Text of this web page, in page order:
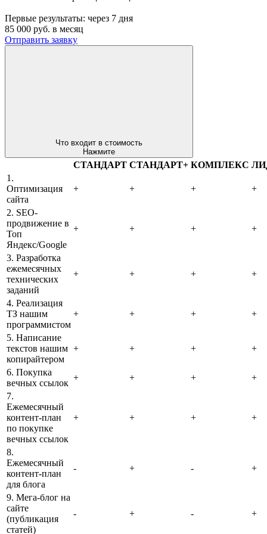
Первые результаты: через 7 дня
85 000 руб. в месяц
Отправить заявку
Что входит в стоимость
Нажмите
СТАНДАРТ СТАНДАРТ+ КОМПЛЕКС
1.
Оптимизация
сайта
+ + + +
2. SEO-
продвижение в
Топ
Яндекс/Google
+ + + +
3. Разработка
ежемесячных
технических
заданий
+ + + +
4. Реализация
ТЗ нашим
программистом
+ + + +
5. Написание
текстов нашим
копирайтером
+ + + +
6. Покупка
вечных ссылок
+ + +
+
7.
Ежемесячный
контент-план
по покупке
вечных ссылок
+ + + +
8.
Ежемесячный
контент-план
для блога
- + - +
9. Мега-блог на
сайте
(публикация
статей)
- + - +